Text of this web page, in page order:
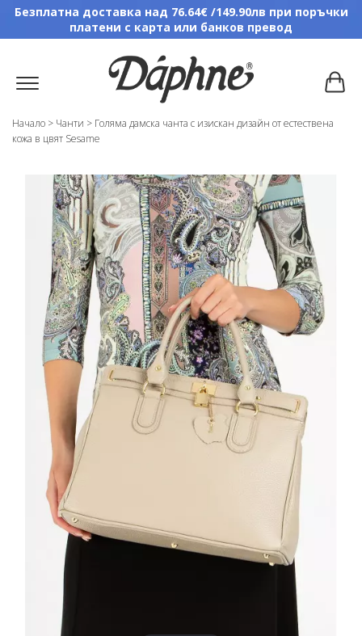
Безплатна доставка над 76.64€ /149.90лв при поръчки
платени с карта или банков превод
Начало > Чанти > Голяма дамска чанта с изискан дизайн от естествена
кожа в цвят Sesame